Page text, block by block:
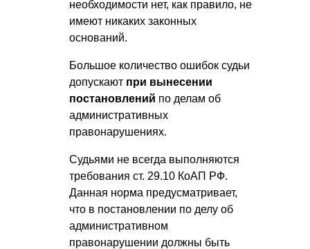
необходимости нет, как правило, не
имеют никаких законных
оснований.
Большое количество ошибок судьи
допускают при вынесении
постановлений по делам об
административных
правонарушениях.
Судьями не всегда выполняются
требования ст. 29.10 КоАП РФ.
Данная норма предусматривает,
что в постановлении по делу об
административном
правонарушении должны быть